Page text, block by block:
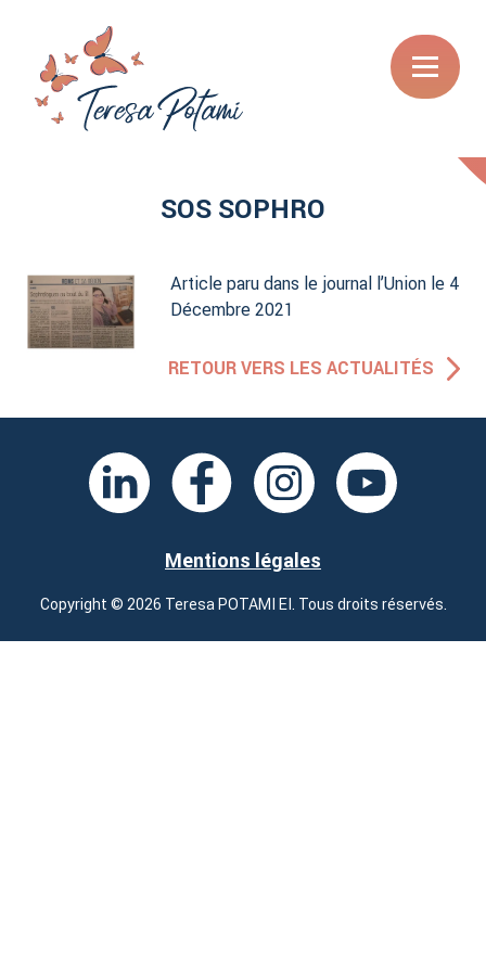
SOS SOPHRO
Article paru dans le journal l’Union le 4
Décembre 2021
RETOUR VERS LES ACTUALITÉS
Mentions légales
Copyright © 2026 Teresa POTAMI EI. Tous droits réservés.